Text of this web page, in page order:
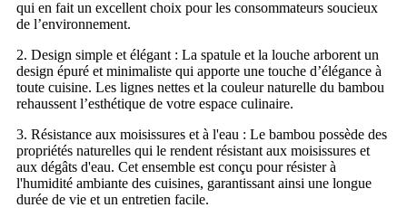
qui en fait un excellent choix pour les consommateurs soucieux
de l’environnement.
2. Design simple et élégant : La spatule et la louche arborent un
design épuré et minimaliste qui apporte une touche d’élégance à
toute cuisine. Les lignes nettes et la couleur naturelle du bambou
rehaussent l’esthétique de votre espace culinaire.
3. Résistance aux moisissures et à l'eau : Le bambou possède des
propriétés naturelles qui le rendent résistant aux moisissures et
aux dégâts d'eau. Cet ensemble est conçu pour résister à
l'humidité ambiante des cuisines, garantissant ainsi une longue
durée de vie et un entretien facile.